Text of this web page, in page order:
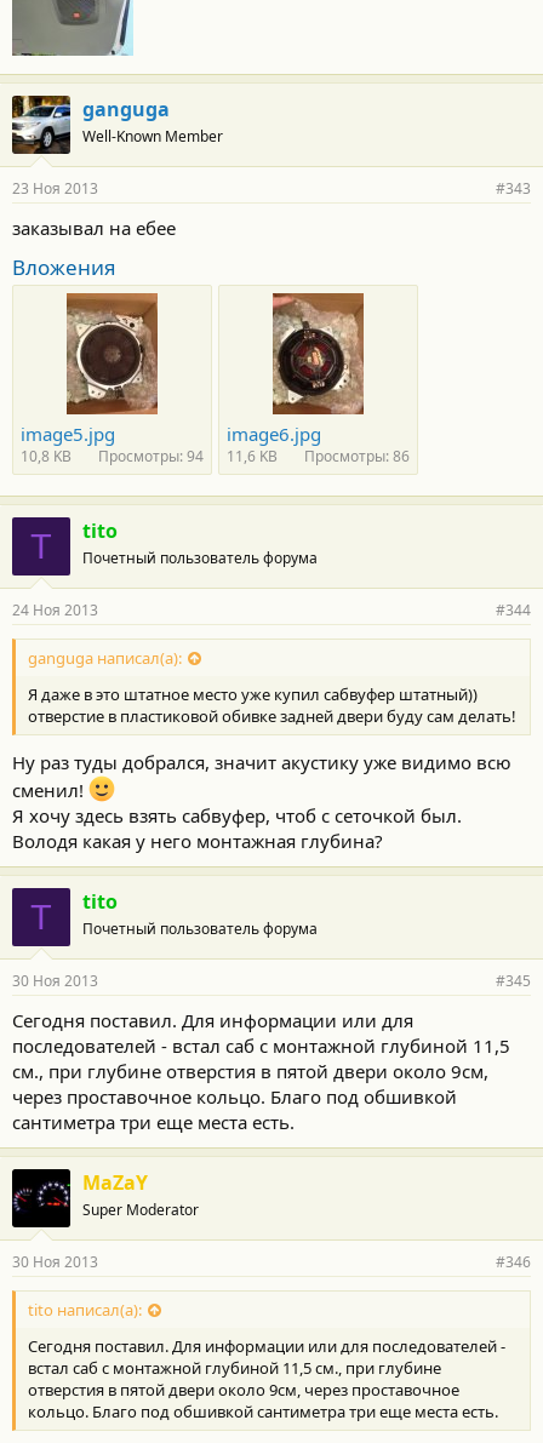
ganguga
Well-Known Member
23 Ноя 2013 #343
заказывал на ебее
Вложения
image5.jpg
10,8 KB Просмотры: 94
image6.jpg
11,6 KB Просмотры: 86
T tito
Почетный пользователь форума
24 Ноя 2013 #344
ganguga написал(а):
Я даже в это штатное место уже купил сабвуфер штатный))
отверстие в пластиковой обивке задней двери буду сам делать!
Ну раз туды добрался, значит акустику уже видимо всю
сменил!
Я хочу здесь взять сабвуфер, чтоб с сеточкой был.
Володя какая у него монтажная глубина?
T tito
Почетный пользователь форума
30 Ноя 2013 #345
Сегодня поставил. Для информации или для
последователей - встал саб с монтажной глубиной 11,5
см., при глубине отверстия в пятой двери около 9см,
через проставочное кольцо. Благо под обшивкой
сантиметра три еще места есть.
MaZaY
Super Moderator
30 Ноя 2013 #346
tito написал(а):
Сегодня поставил. Для информации или для последователей -
встал саб с монтажной глубиной 11,5 см., при глубине
отверстия в пятой двери около 9см, через проставочное
кольцо. Благо под обшивкой сантиметра три еще места есть.